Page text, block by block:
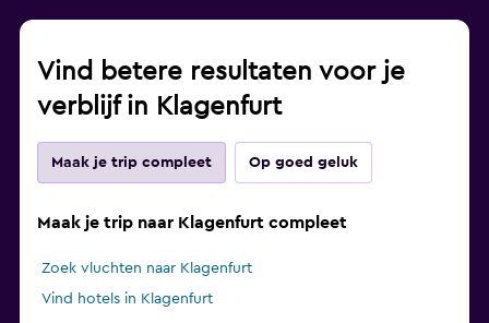
Vind betere resultaten voor je
verblijf in Klagenfurt
Maak je trip compleet Op goed geluk
Maak je trip naar Klagenfurt compleet
Zoek vluchten naar Klagenfurt
Vind hotels in Klagenfurt